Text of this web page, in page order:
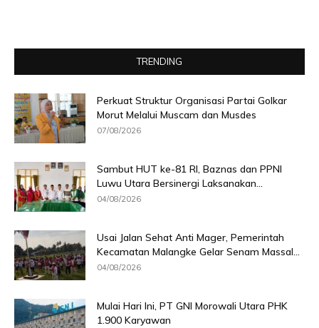
TRENDING
Perkuat Struktur Organisasi Partai Golkar
Morut Melalui Muscam dan Musdes
07/08/2026
Sambut HUT ke-81 RI, Baznas dan PPNI
Luwu Utara Bersinergi Laksanakan...
04/08/2026
Usai Jalan Sehat Anti Mager, Pemerintah
Kecamatan Malangke Gelar Senam Massal...
04/08/2026
Mulai Hari Ini, PT GNI Morowali Utara PHK
1.900 Karyawan